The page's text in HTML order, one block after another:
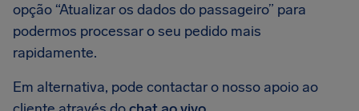
opção “Atualizar os dados do passageiro” para
podermos processar o seu pedido mais
rapidamente.
Em alternativa, pode contactar o nosso apoio ao